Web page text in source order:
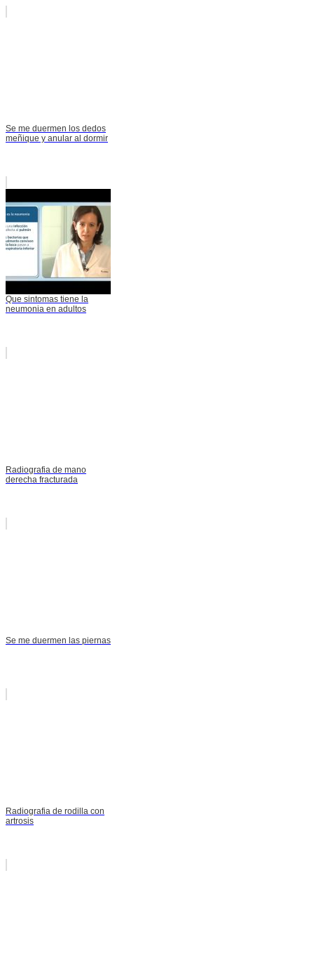
Se me duermen los dedos
meñique y anular al dormir
Que sintomas tiene la
neumonia en adultos
Radiografia de mano
derecha fracturada
Se me duermen las piernas
Radiografia de rodilla con
artrosis